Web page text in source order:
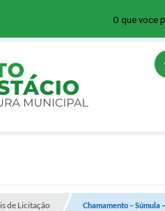
O que voce
de Licitação Chamamento – Súmula